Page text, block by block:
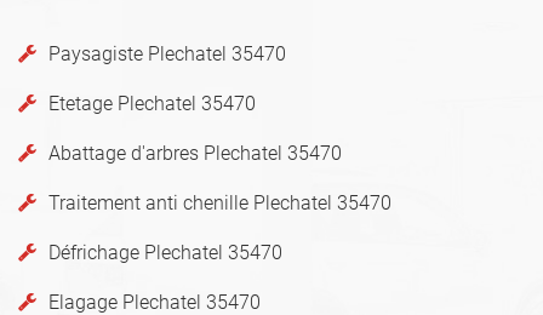
Paysagiste Plechatel 35470
Etetage Plechatel 35470
Abattage d'arbres Plechatel 35470
Traitement anti chenille Plechatel 35470
Défrichage Plechatel 35470
Elagage Plechatel 35470